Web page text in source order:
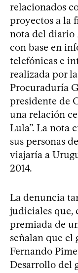
relacionados
proyectos a la
nota del diario
con base en
telefónicas e
realizada por
Procuraduría
presidente de
una relación
Lula”. La nota
sus personas
viajaría a
2014.
La denuncia
judiciales que,
premiada de
señalan que el
Fernando
Desarrollo del